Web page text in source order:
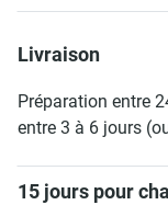
Livraison
Préparation entre
entre 3 à 6 jours
15 jours pour